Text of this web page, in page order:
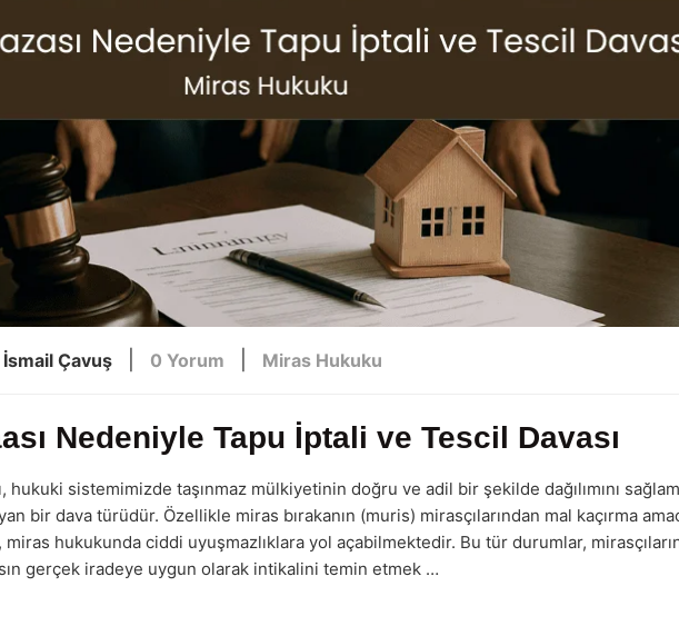
İsmail Çavuş 0 Yorum Miras Hukuku
Nedeniyle Tapu İptali ve Tescil Davası
hukuki sistemimizde taşınmaz mülkiyetinin doğru ve adil bir şekilde dağılımını
bir dava türüdür. Özellikle miras bırakanın (muris) mirasçılarından mal kaçırma
miras hukukunda ciddi uyuşmazlıklara yol açabilmektedir. Bu tür durumlar,
gerçek iradeye uygun olarak intikalini temin etmek …